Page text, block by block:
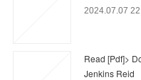
2024.07.07
Read [Pdf]>
Jenkins Reid